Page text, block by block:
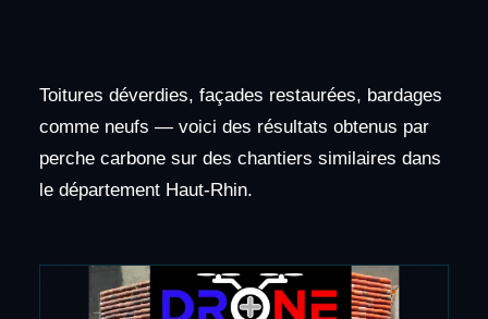
Toitures déverdies, façades restaurées, bardages
comme neufs — voici des résultats obtenus par
perche carbone sur des chantiers similaires dans
le département Haut-Rhin.